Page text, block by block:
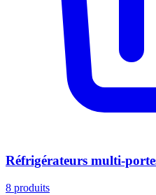
Réfrigérateurs multi-
8 produits